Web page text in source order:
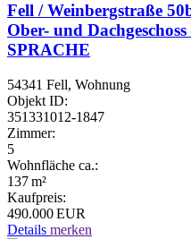
Fell / Weinbergstraße
Ober- und
SPRACHE
54341 Fell, Wohnung
Objekt ID:
351331012-1847
Zimmer:
5
Wohnfläche ca.:
137 m²
Kaufpreis:
490.000 EUR
Details merken